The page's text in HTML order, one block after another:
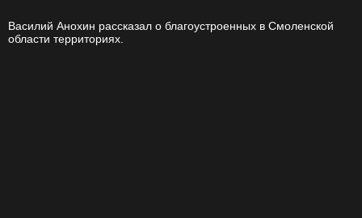
Василий Анохин рассказал о благоустроенных в Смоленской
области территориях.